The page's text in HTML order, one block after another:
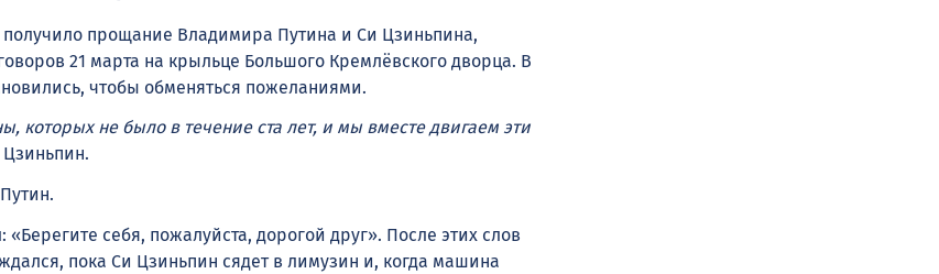
прощание Владимира Путина и Си Цзиньпина,
21 марта на крыльце Большого Кремлёвского дворца. В
чтобы обменяться пожеланиями.
которых не было в течение ста лет, и мы вместе двигаем эти
себя, пожалуйста, дорогой друг». После этих слов
пока Си Цзиньпин сядет в лимузин и, когда машина